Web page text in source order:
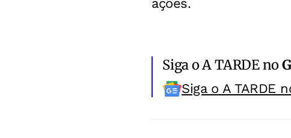
ações.
Siga o A TARDE no
Siga o A TARDE